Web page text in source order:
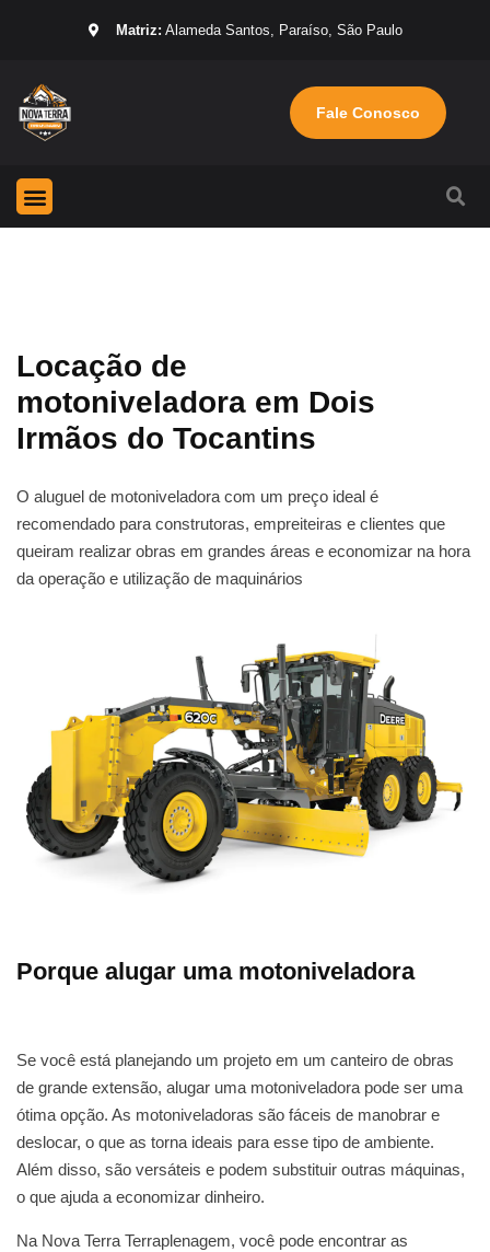
Matriz: Alameda Santos, Paraíso, São Paulo
Fale Conosco
Locação de
motoniveladora em Dois
Irmãos do Tocantins
O aluguel de motoniveladora com um preço ideal é
recomendado para construtoras, empreiteiras e clientes que
queiram realizar obras em grandes áreas e economizar na hora
da operação e utilização de maquinários
Porque alugar uma motoniveladora
Se você está planejando um projeto em um canteiro de obras
de grande extensão, alugar uma motoniveladora pode ser uma
ótima opção. As motoniveladoras são fáceis de manobrar e
deslocar, o que as torna ideais para esse tipo de ambiente.
Além disso, são versáteis e podem substituir outras máquinas,
o que ajuda a economizar dinheiro.
Na Nova Terra Terraplenagem, você pode encontrar as